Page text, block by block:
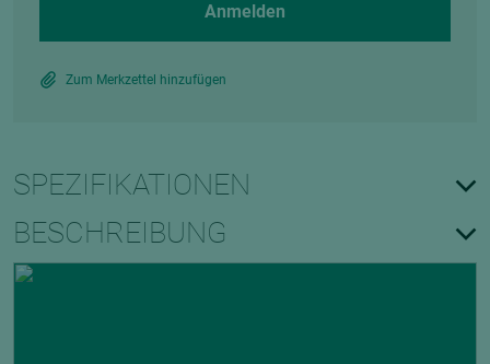
Anmelden
Zum Merkzettel hinzufügen
SPEZIFIKATIONEN
BESCHREIBUNG